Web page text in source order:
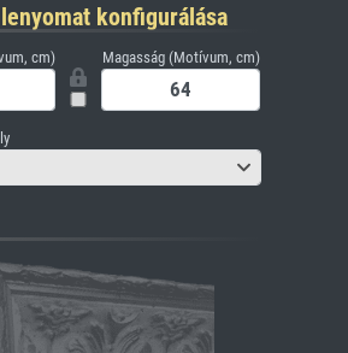
konfigurálása
cm) Magasság (Motívum, cm)